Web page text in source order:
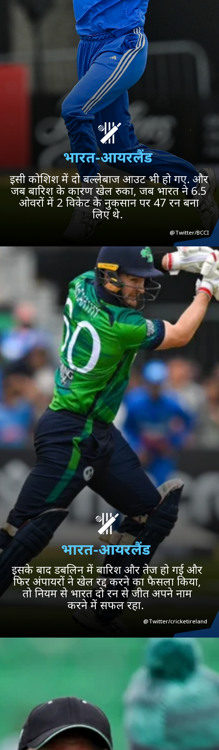
इसी कोशिश में दो बल्लेबाज आउट भी हो गए. और
जब बारिश के कारण खेल रुका, जब भारत ने 6.5
ओवरों में 2 विकेट के नुकसान पर 47 रन बना
लिए थे.
भारत-आयरलैंड
@Twitter/BCCI
इसके बाद डबलिन में बारिश और तेज हो गई और
फिर अंपायरों ने खेल रद्द करने का फैसला किया,
तो नियम से भारत दो रन से जीत अपने नाम
करने में सफल रहा.
भारत-आयरलैंड
@Twitter/cricketireland